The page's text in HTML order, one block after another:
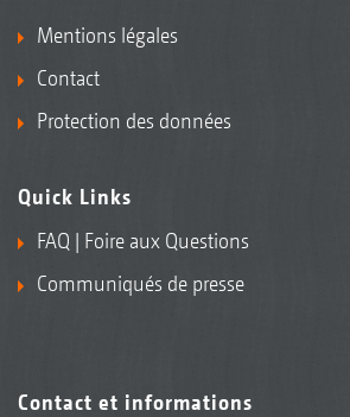
Mentions légales
Contact
Protection des données
Quick Links
FAQ | Foire aux Questions
Communiqués de presse
Contact et informations